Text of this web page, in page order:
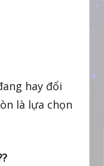
hay đổi
là lựa chọn